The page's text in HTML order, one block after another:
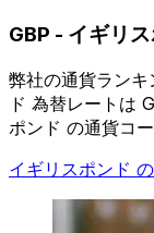
GBP - イギリ
弊社の通貨ラン
ド 為替レートは
ポンド の通貨コ
イギリスポンド